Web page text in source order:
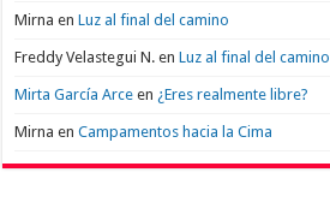
Mirna enLuz al final del camino
Freddy Velastegui N. enLuz al final del camino
Mirta García Arce en ¿Eres realmente libre?
Mirna enCampamentos hacia la Cima